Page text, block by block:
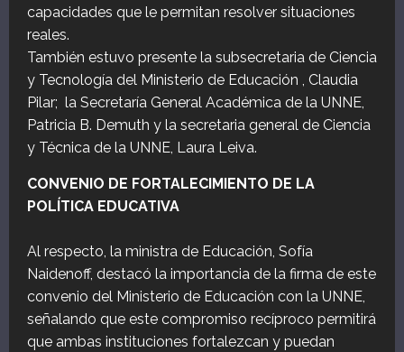
capacidades que le permitan resolver situaciones
reales.
También estuvo presente la subsecretaria de Ciencia
y Tecnología del Ministerio de Educación , Claudia
Pilar; la Secretaría General Académica de la UNNE,
Patricia B. Demuth y la secretaria general de Ciencia
y Técnica de la UNNE, Laura Leiva.
CONVENIO DE FORTALECIMIENTO DE LA
POLÍTICA EDUCATIVA
Al respecto, la ministra de Educación, Sofía
Naidenoff, destacó la importancia de la firma de este
convenio del Ministerio de Educación con la UNNE,
señalando que este compromiso recíproco permitirá
que ambas instituciones fortalezcan y puedan